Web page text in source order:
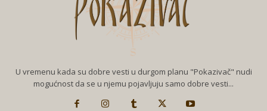
U vremenu kada su dobre vesti u durgom planu "Pokazivač" nudi
mogućnost da se u njemu pojavljuju samo dobre vesti...